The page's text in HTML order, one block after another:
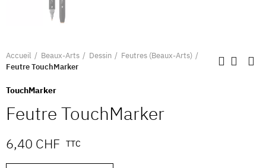
Accueil Beaux-Arts Dessin
Feutres (Beaux-Arts)
Feutre TouchMarker
TouchMarker
Feutre TouchMarker
6,40 CHF TTC